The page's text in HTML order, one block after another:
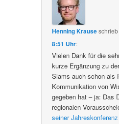
Henning Krauseschrieb
8:51 Uhr:
Vielen Dank für die
kurze Ergänzung zu
Slams auch schon als
Kommunikation von
gegeben hat – ja: Das
regionalen
seiner Jahreskonferenz